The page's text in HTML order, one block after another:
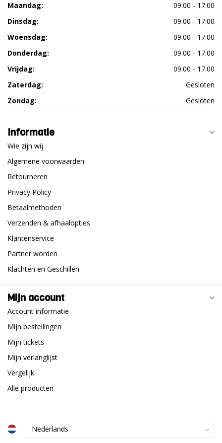
Maandag:
09.00 - 17.00
Dinsdag:
09.00 - 17.00
Woensdag:
09.00 - 17.00
Donderdag:
09.00 - 17.00
Vrijdag:
09.00 - 17.00
Zaterdag:
Gesloten
Zondag:
Gesloten
Informatie
Wie zijn wij
Algemene voorwaarden
Retourneren
Privacy Policy
Betaalmethoden
Verzenden & afhaalopties
Klantenservice
Partner worden
Klachten en Geschillen
Mijn account
Account informatie
Mijn bestellingen
Mijn tickets
Mijn verlanglijst
Vergelijk
Alle producten